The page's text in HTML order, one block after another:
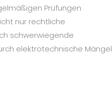
Prüfungen
nur rechtliche
schwerwiegende
elektrotechnische Mängel